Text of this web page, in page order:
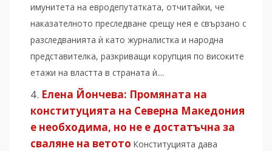
имунитета на евродепутатката, отчитайки, че
наказателното преследване срещу нея е свързано с
разследванията ѝ като журналистка и народна
представителка, разкриващи корупция по високите
етажи на властта в страната ѝ....
Елена Йончева: Промяната на
конституцията на Северна Македония
е необходима, но не е достатъчна за
сваляне на ветото Конституцията дава